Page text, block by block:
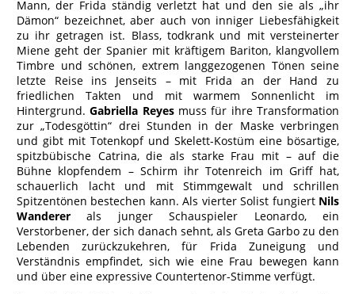
Mann, der Frida ständig verletzt hat und den sie als „ihr
Dämon“ bezeichnet, aber auch von inniger Liebesfähigkeit
zu ihr getragen ist. Blass, todkrank und mit versteinerter
Miene geht der Spanier mit kräftigem Bariton, klangvollem
Timbre und schönen, extrem langgezogenen Tönen seine
letzte Reise ins Jenseits – mit Frida an der Hand zu
friedlichen Takten und mit warmem Sonnenlicht im
Hintergrund.Gabriella Reyesmuss für ihre Transformation
zur „Todesgöttin“ drei Stunden in der Maske verbringen
und gibt mit Totenkopf und Skelett-Kostüm eine bösartige,
spitzbübische Catrina, die als starke Frau mit – auf die
Bühne klopfendem – Schirm ihr Totenreich im Griff hat,
schauerlich lacht und mit Stimmgewalt und schrillen
Spitzentönen bestechen kann. Als vierter Solist fungiert Nils
Wanderer als junger Schauspieler Leonardo, ein
Verstorbener, der sich danach sehnt, als Greta Garbo zu den
Lebenden zurückzukehren, für Frida Zuneigung und
Verständnis empfindet, sich wie eine Frau bewegen kann
und über eine expressive Countertenor-Stimme verfügt.